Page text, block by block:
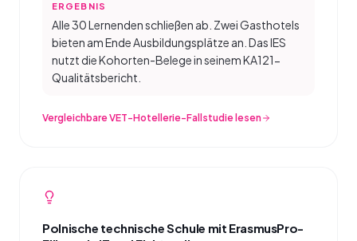
ERGEBNIS
Alle 30 Lernenden schließen ab. Zwei Gasthotels
bieten am Ende Ausbildungsplätze an. Das IES
nutzt die Kohorten-Belege in seinem KA121-
Qualitätsbericht.
Vergleichbare VET-Hotellerie-Fallstudie lesen
Polnische technische Schule mit ErasmusPro-